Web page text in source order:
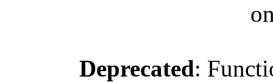
Deprecated: